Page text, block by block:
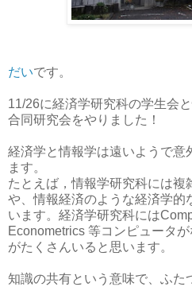
だいです。
11/26に経済学研究科の学生会
合同研究会をやりました！
経済学と情報学は遠いようで意
ます。
たとえば，情報学研究科には複
や、情報経済のような経済学的
います。経済学研究科には
Econometrics 等コンピュータ
がたくさんいると思います。
知識の共有という意味で、ふた